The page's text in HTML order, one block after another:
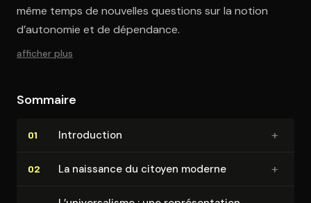
même temps de nouvelles questions sur la notion
d’autonomie et de dépendance.
afficher plus
Sommaire
01 In­tro­duc­tion +
02 La naissance du citoyen moderne +